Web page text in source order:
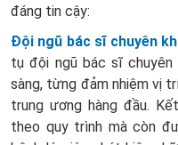
đáng tin cậy:
Đội ngũ bác sĩ chuyên
tụ đội ngũ bác sĩ chuyên
sàng, từng đảm nhiệm vị
trung ương hàng đầu.
theo quy trình mà còn